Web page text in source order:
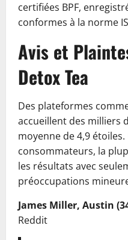
certifiées BPF,
conformes à la norme
Avis et
Detox Tea
Des plateformes
accueillent des milliers
moyenne de 4,9
consommateurs, la
les résultats avec
préoccupations
James Miller, Austin
Reddit